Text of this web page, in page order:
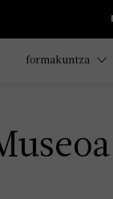
formakuntza